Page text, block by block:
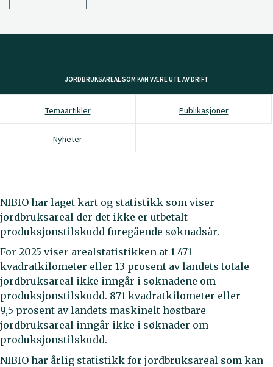
JORDBRUKSAREAL SOM KAN VÆRE UTE AV DRIFT
Temaartikler Publikasjoner
Nyheter
NIBIO har laget kart og statistikk som viser
jordbruksareal der det ikke er utbetalt
produksjonstilskudd foregående søknadsår.
For 2025 viser arealstatistikken at 1 471
kvadratkilometer eller 13 prosent av landets totale
jordbruksareal ikke inngår i søknadene om
produksjonstilskudd. 871 kvadratkilometer eller
9,5 prosent av landets maskinelt høstbare
jordbruksareal inngår ikke i søknader om
produksjonstilskudd.
NIBIO har årlig statistikk for jordbruksareal som kan